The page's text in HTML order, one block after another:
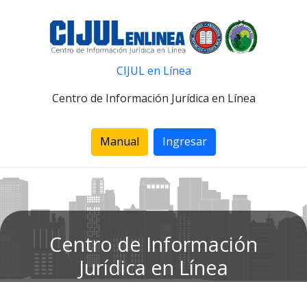
CIJUL en Línea
Centro de Información Jurídica en Línea
Manual Ingresar
Centro de Información
Jurídica en Línea